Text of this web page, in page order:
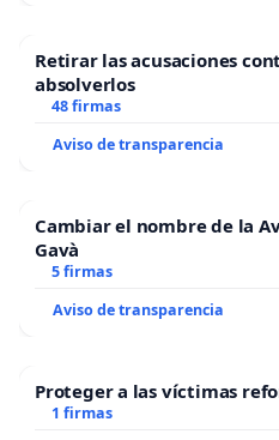
Retirar las acusaciones
absolverlos
48 firmas
Aviso de transparencia
Cambiar el nombre de la
Gavà
5 firmas
Aviso de transparencia
Proteger a las víctimas
1 firmas